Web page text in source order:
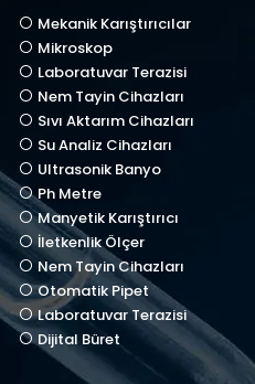
Mekanik Karıştırıcılar
Mikroskop
Laboratuvar Terazisi
Nem Tayin Cihazları
Sıvı Aktarım Cihazları
Su Analiz Cihazları
Ultrasonik Banyo
Ph Metre
Manyetik Karıştırıcı
İletkenlik Ölçer
Nem Tayin Cihazları
Otomatik Pipet
Laboratuvar Terazisi
Dijital Büret